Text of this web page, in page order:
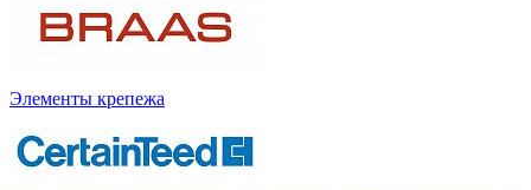
Элементы крепежа